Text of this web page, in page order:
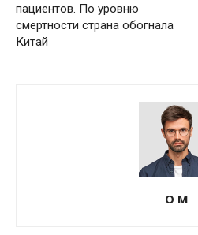
пациентов. По уровню
смертности страна обогнала
Китай
О М